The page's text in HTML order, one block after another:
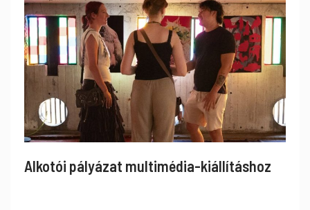
Alkotói pályázat multimédia-kiállításhoz